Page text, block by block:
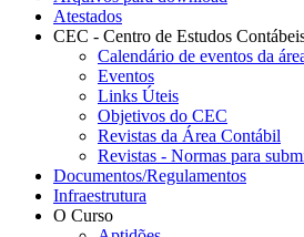
Atestados
CEC - Centro de Estudos
Calendário de eventos da
Eventos
Links Úteis
Objetivos do CEC
Revistas da Área Contábil
Revistas - Normas para
Documentos/Regulamentos
Infraestrutura
O Curso